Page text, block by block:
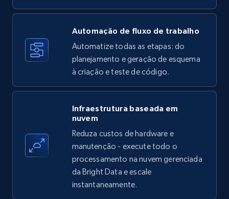
Title, Seller name, Brand, Description, Initial
35.3K+ 5.7K+ Comece grátis
Amazon products - find products by using
upc numbers
Title, Seller name, Brand, Description, Initial
price, Currency, Availability, Reviews count, and
more.
5.7K+ Comece grátis
Automação de fluxo de trabalho
Automatize todas as etapas: do
planejamento e geração de esquema
à criação e teste de código.
Infraestrutura baseada em
nuvem
Reduza custos de hardware e
manutenção - execute todo o
processamento na nuvem gerenciada
da Bright Data e escale
instantaneamente.